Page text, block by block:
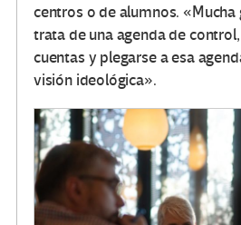
centros o de alumnos. «Mucha
trata de una agenda de
cuentas y plegarse a esa
visión ideológica».